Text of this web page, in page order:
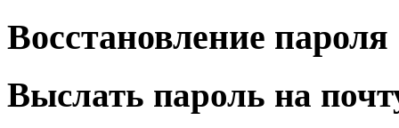
Восстановление пароля
Выслать пароль на